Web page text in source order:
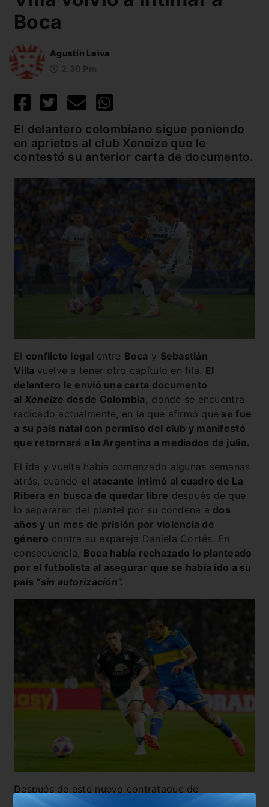
Boca
Agustín Leiva
El delantero colombiano sigue poniendo
en aprietos al club Xeneize que le
contestó su anterior carta de documento.
El conflicto legal entre Boca y Sebastián
Villa vuelve a tener otro capítulo en fila. El
delantero le envió una carta documento
al Xeneize desde Colombia, donde se encuentra
radicado actualmente, en la que afirmó que se fue
a su país natal con permiso del club y manifestó
que retornará a la Argentina a mediados de julio.
El ida y vuelta había comenzado algunas semanas
atrás, cuando el atacante intimó al cuadro de La
Ribera en busca de quedar libre después de que
lo separaran del plantel por su condena a dos
años y un mes de prisión por violencia de
género contra su expareja Daniela Cortés. En
consecuencia, Boca había rechazado lo planteado
por el futbolista al asegurar que se había ido a su
país “sin autorización”.
Después de este nuevo contrataque de
Villa,desde los pasillos de Brandsen 805 siguen